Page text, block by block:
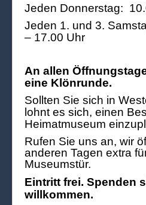
Jeden Donnerstag:
Jeden 1. und 3.
– 17.00 Uhr
An allen
eine Klönrunde.
Sollten Sie sich in
lohnt es sich, einen
Heimatmuseum
Rufen Sie uns an, wir
anderen Tagen extra
Museumstür.
Eintritt frei. Spenden
willkommen.